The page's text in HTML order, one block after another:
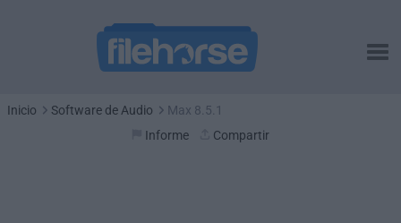
Inicio Software de Audio
Max 8.5.1
Informe
Compartir